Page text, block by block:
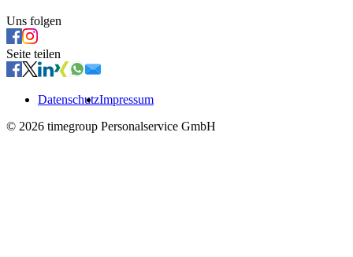
Uns folgen
Seite teilen
DatenschutzImpressum
© 2026 timegroup Personalservice GmbH